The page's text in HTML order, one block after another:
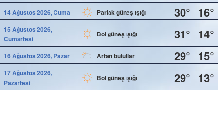
14 Ağustos 2026, Cuma Parlak güneş ışığı 30° 16°
15 Ağustos 2026,
Cumartesi
Bol güneş ışığı 31° 14°
16 Ağustos 2026, Pazar Artan bulutlar 29° 15°
17 Ağustos 2026,
Pazartesi
Bol güneş ışığı 29° 13°